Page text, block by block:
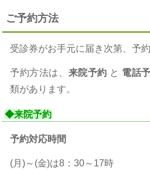
ご予約方法
受診券がお手元に届き次第、予
予約方法は、 来院予約 と 電話
類があります。
◆来院予約
予約対応時間
(月)～(金)は8：30～17時